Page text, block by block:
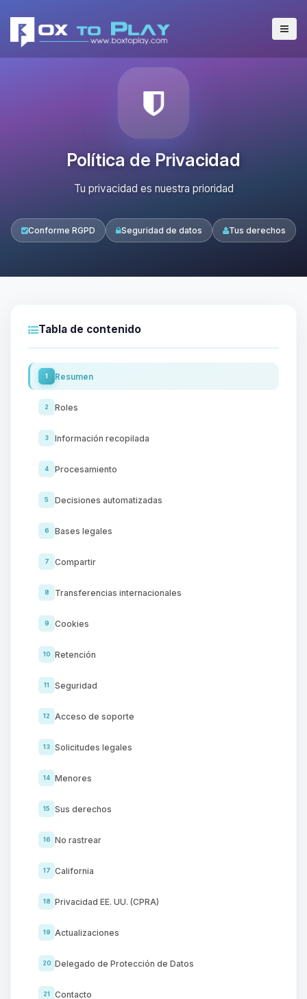
Política de Privacidad
Tu privacidad es nuestra prioridad
Conforme RGPD Seguridad de datos Tus derechos
Tabla de contenido
1 Resumen
2 Roles
3 Información recopilada
4 Procesamiento
5 Decisiones automatizadas
6 Bases legales
7 Compartir
8 Transferencias internacionales
9 Cookies
10 Retención
11 Seguridad
12 Acceso de soporte
13 Solicitudes legales
14 Menores
15 Sus derechos
16 No rastrear
17 California
18 Privacidad EE. UU. (CPRA)
19 Actualizaciones
20 Delegado de Protección de Datos
21 Contacto